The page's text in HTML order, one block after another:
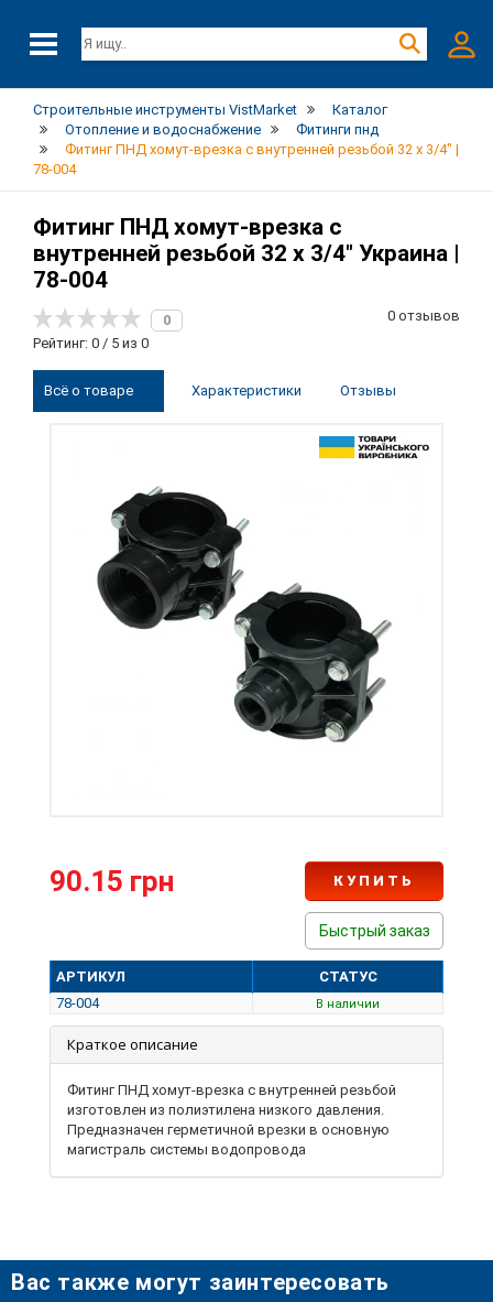
Строительные инструменты VistMarket
Каталог
Отопление и водоснабжение
Фитинги пнд
Фитинг ПНД хомут-врезка с внутренней резьбой 32 х 3/4" |
78-004
Фитинг ПНД хомут-врезка с
внутренней резьбой 32 х 3/4" Украина |
78-004
0
Рейтинг: 0 / 5 из 0
0 отзывов
Всё о товаре Характеристики Отзывы
90.15 грн
Быстрый заказ
КУПИТЬ
АРТИКУЛ
СТАТУС
78-004
В наличии
Краткое описание
Фитинг ПНД хомут-врезка с внутренней резьбой
изготовлен из полиэтилена низкого давления.
Предназначен герметичной врезки в основную
магистраль системы водопровода
Вас также могут заинтересовать